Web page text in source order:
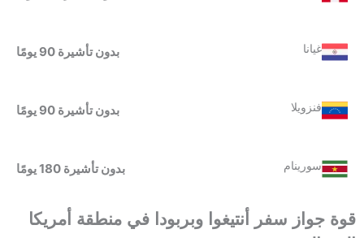
غيانا بدون تأشيرة 90 يومًا
فنزويلا بدون تأشيرة 90 يومًا
سورينام بدون تأشيرة 180 يومًا
قوة جواز سفر أنتيغوا وبربودا في منطقة أمريكا